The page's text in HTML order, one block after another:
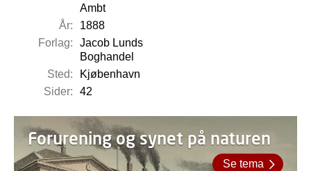
Ambt
År:
1888
Forlag:
Jacob Lunds
Boghandel
Sted:
Kjøbenhavn
Sider:
42
Forurening og synet på naturen
Se tema